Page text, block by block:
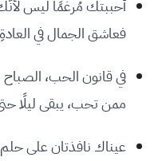
أحببتك مُرغمًا ليس
فعاشق الجمال في
‏في قانون الحب،
ممن تحب، يبقى ليلًا
عيناك نافذتان على